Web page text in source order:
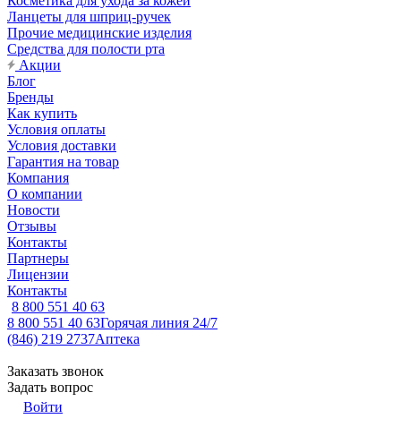
Ланцеты для шприц-ручек
Прочие медицинские изделия
Средства для полости рта
Акции
Блог
Бренды
Как купить
Условия оплаты
Условия доставки
Гарантия на товар
Компания
О компании
Новости
Отзывы
Контакты
Партнеры
Лицензии
Контакты
8 800 551 40 63
8 800 551 40 63Горячая линия 24/7
(846) 219 2737Аптека
Заказать звонок
Задать вопрос
Войти